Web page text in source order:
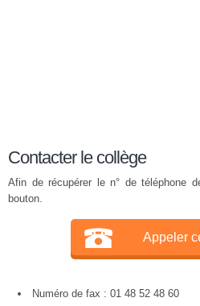
Contacter le collège
Afin de récupérer le n° de téléphone
bouton.
Appeler
Numéro de fax : 01 48 52 48 60